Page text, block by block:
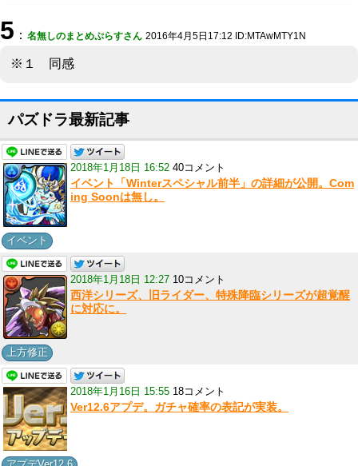
5 ： 名無しのまとめぷらすさん 2016年4月5日17:12 ID:MTAwMTY1N
※１ 同感
パズドラ最新記事
2018年1月18日 16:52 40コメント
イベント「Winterスペシャル前半」の詳細が公開。Com
ing Soonは無し。
イベント
2018年1月18日 12:27 10コメント
西洋シリーズ、旧ライダー、特殊降臨シリーズが超覚醒
に対応に。
上方修正
2018年1月16日 15:55 18コメント
Ver12.6アプデ。ガチャ確率の表記が実装。